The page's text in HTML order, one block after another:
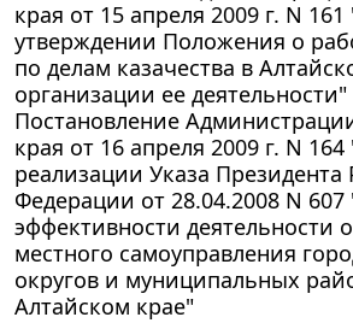
края от 15 апреля 2009 г. N
утверждении Положения о
по делам казачества в
организации ее деятельности"
Постановление
края от 16 апреля 2009 г. N
реализации Указа Президента
Федерации от 28.04.2008 N
эффективности деятельности
местного самоуправления
округов и муниципальных
Алтайском крае"